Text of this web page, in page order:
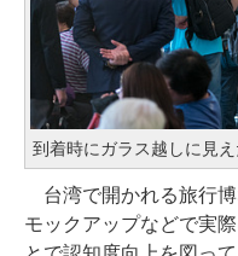
到着時にガラス越しに見
台湾で開かれる旅行博
モックアップなどで実